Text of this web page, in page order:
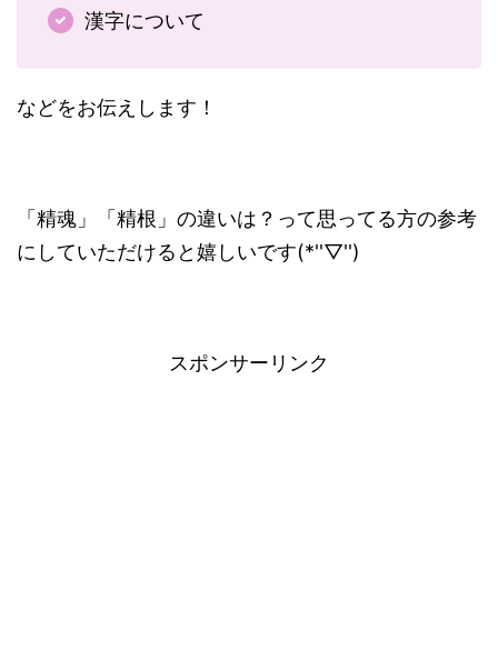
漢字について
などをお伝えします！
「精魂」「精根」の違いは？って思ってる方の参考
にしていただけると嬉しいです(*''▽'')
スポンサーリンク